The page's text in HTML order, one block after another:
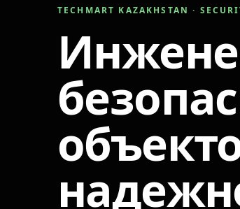
TECHMART KAZAKHSTAN ·